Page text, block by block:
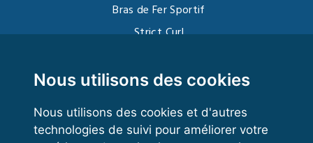
Nous utilisons des cookies
Nous utilisons des cookies et d'autres
technologies de suivi pour améliorer votre
Bras de Fer Sportif
Strict Curl
Kettlebell